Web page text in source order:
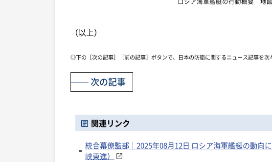
（以上）
◎下の［次の記事］［前の記事］ボタンで、日本の防衛に関するニュース記事を次
次の記事
関連リンク
統合幕僚監部｜2025年08月12日 ロシア海軍艦艇の動向
峡東進）